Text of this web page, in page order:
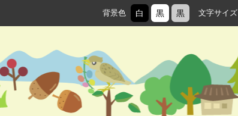
背景色 白 黒 黒 文字サイズ